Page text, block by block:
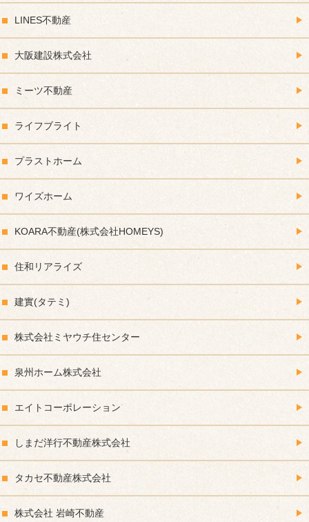
LINES不動産
大阪建設株式会社
ミーツ不動産
ライフブライト
プラストホーム
ワイズホーム
KOARA不動産(株式会社HOMEYS)
住和リアライズ
建實(タテミ)
株式会社ミヤウチ住センター
泉州ホーム株式会社
エイトコーポレーション
しまだ洋行不動産株式会社
タカセ不動産株式会社
株式会社 岩崎不動産